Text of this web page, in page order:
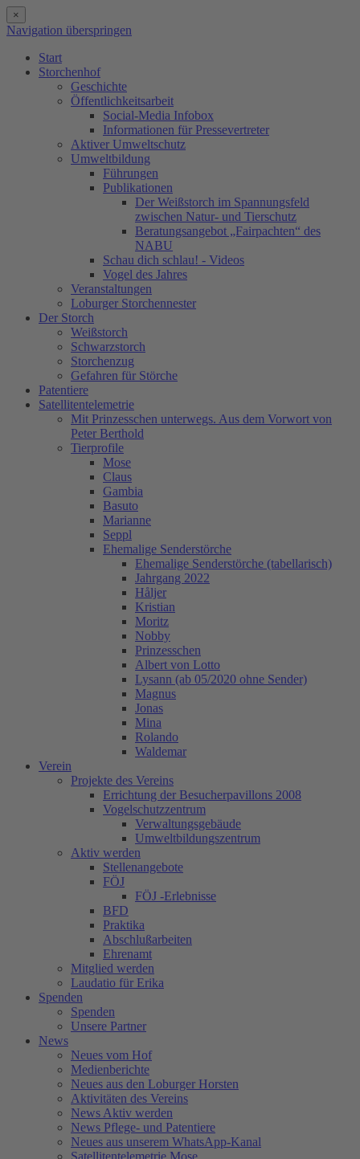
×
Navigation überspringen
Start
Storchenhof
Geschichte
Öffentlichkeitsarbeit
Social-Media Infobox
Informationen für Pressevertreter
Aktiver Umweltschutz
Umweltbildung
Führungen
Publikationen
Der Weißstorch im Spannungsfeld
zwischen Natur- und Tierschutz
Beratungsangebot „Fairpachten“ des
NABU
Schau dich schlau! - Videos
Vogel des Jahres
Veranstaltungen
Loburger Storchennester
Der Storch
Weißstorch
Schwarzstorch
Storchenzug
Gefahren für Störche
Patentiere
Satellitentelemetrie
Mit Prinzesschen unterwegs. Aus dem Vorwort von
Peter Berthold
Tierprofile
Mose
Claus
Gambia
Basuto
Marianne
Seppl
Ehemalige Senderstörche
Ehemalige Senderstörche (tabellarisch)
Jahrgang 2022
Håljer
Kristian
Moritz
Nobby
Prinzesschen
Albert von Lotto
Lysann (ab 05/2020 ohne Sender)
Magnus
Jonas
Mina
Rolando
Waldemar
Verein
Projekte des Vereins
Errichtung der Besucherpavillons 2008
Vogelschutzzentrum
Verwaltungsgebäude
Umweltbildungszentrum
Aktiv werden
Stellenangebote
FÖJ
FÖJ -Erlebnisse
BFD
Praktika
Abschlußarbeiten
Ehrenamt
Mitglied werden
Laudatio für Erika
Spenden
Spenden
Unsere Partner
News
Neues vom Hof
Medienberichte
Neues aus den Loburger Horsten
Aktivitäten des Vereins
News Aktiv werden
News Pflege- und Patentiere
Neues aus unserem WhatsApp-Kanal
Satellitentelemetrie Mose